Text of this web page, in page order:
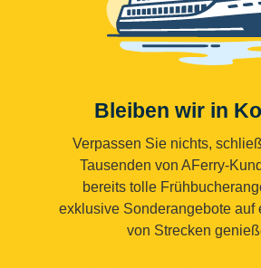
Bleiben wir in
Verpassen Sie nichts,
Tausenden von AFerry-
bereits tolle
exklusive Sonderangebote auf
von Strecken